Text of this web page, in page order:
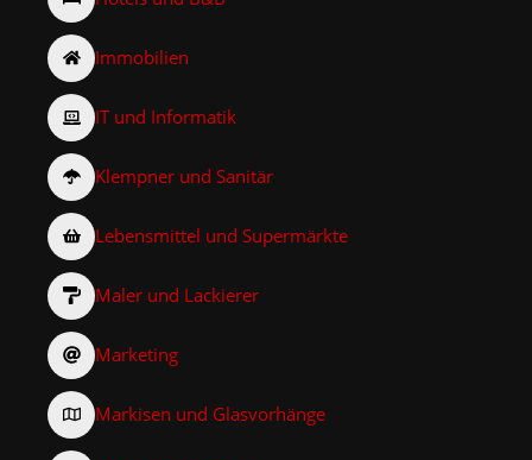
Immobilien
IT und Informatik
Klempner und Sanitär
Lebensmittel und Supermärkte
Maler und Lackierer
Marketing
Markisen und Glasvorhänge